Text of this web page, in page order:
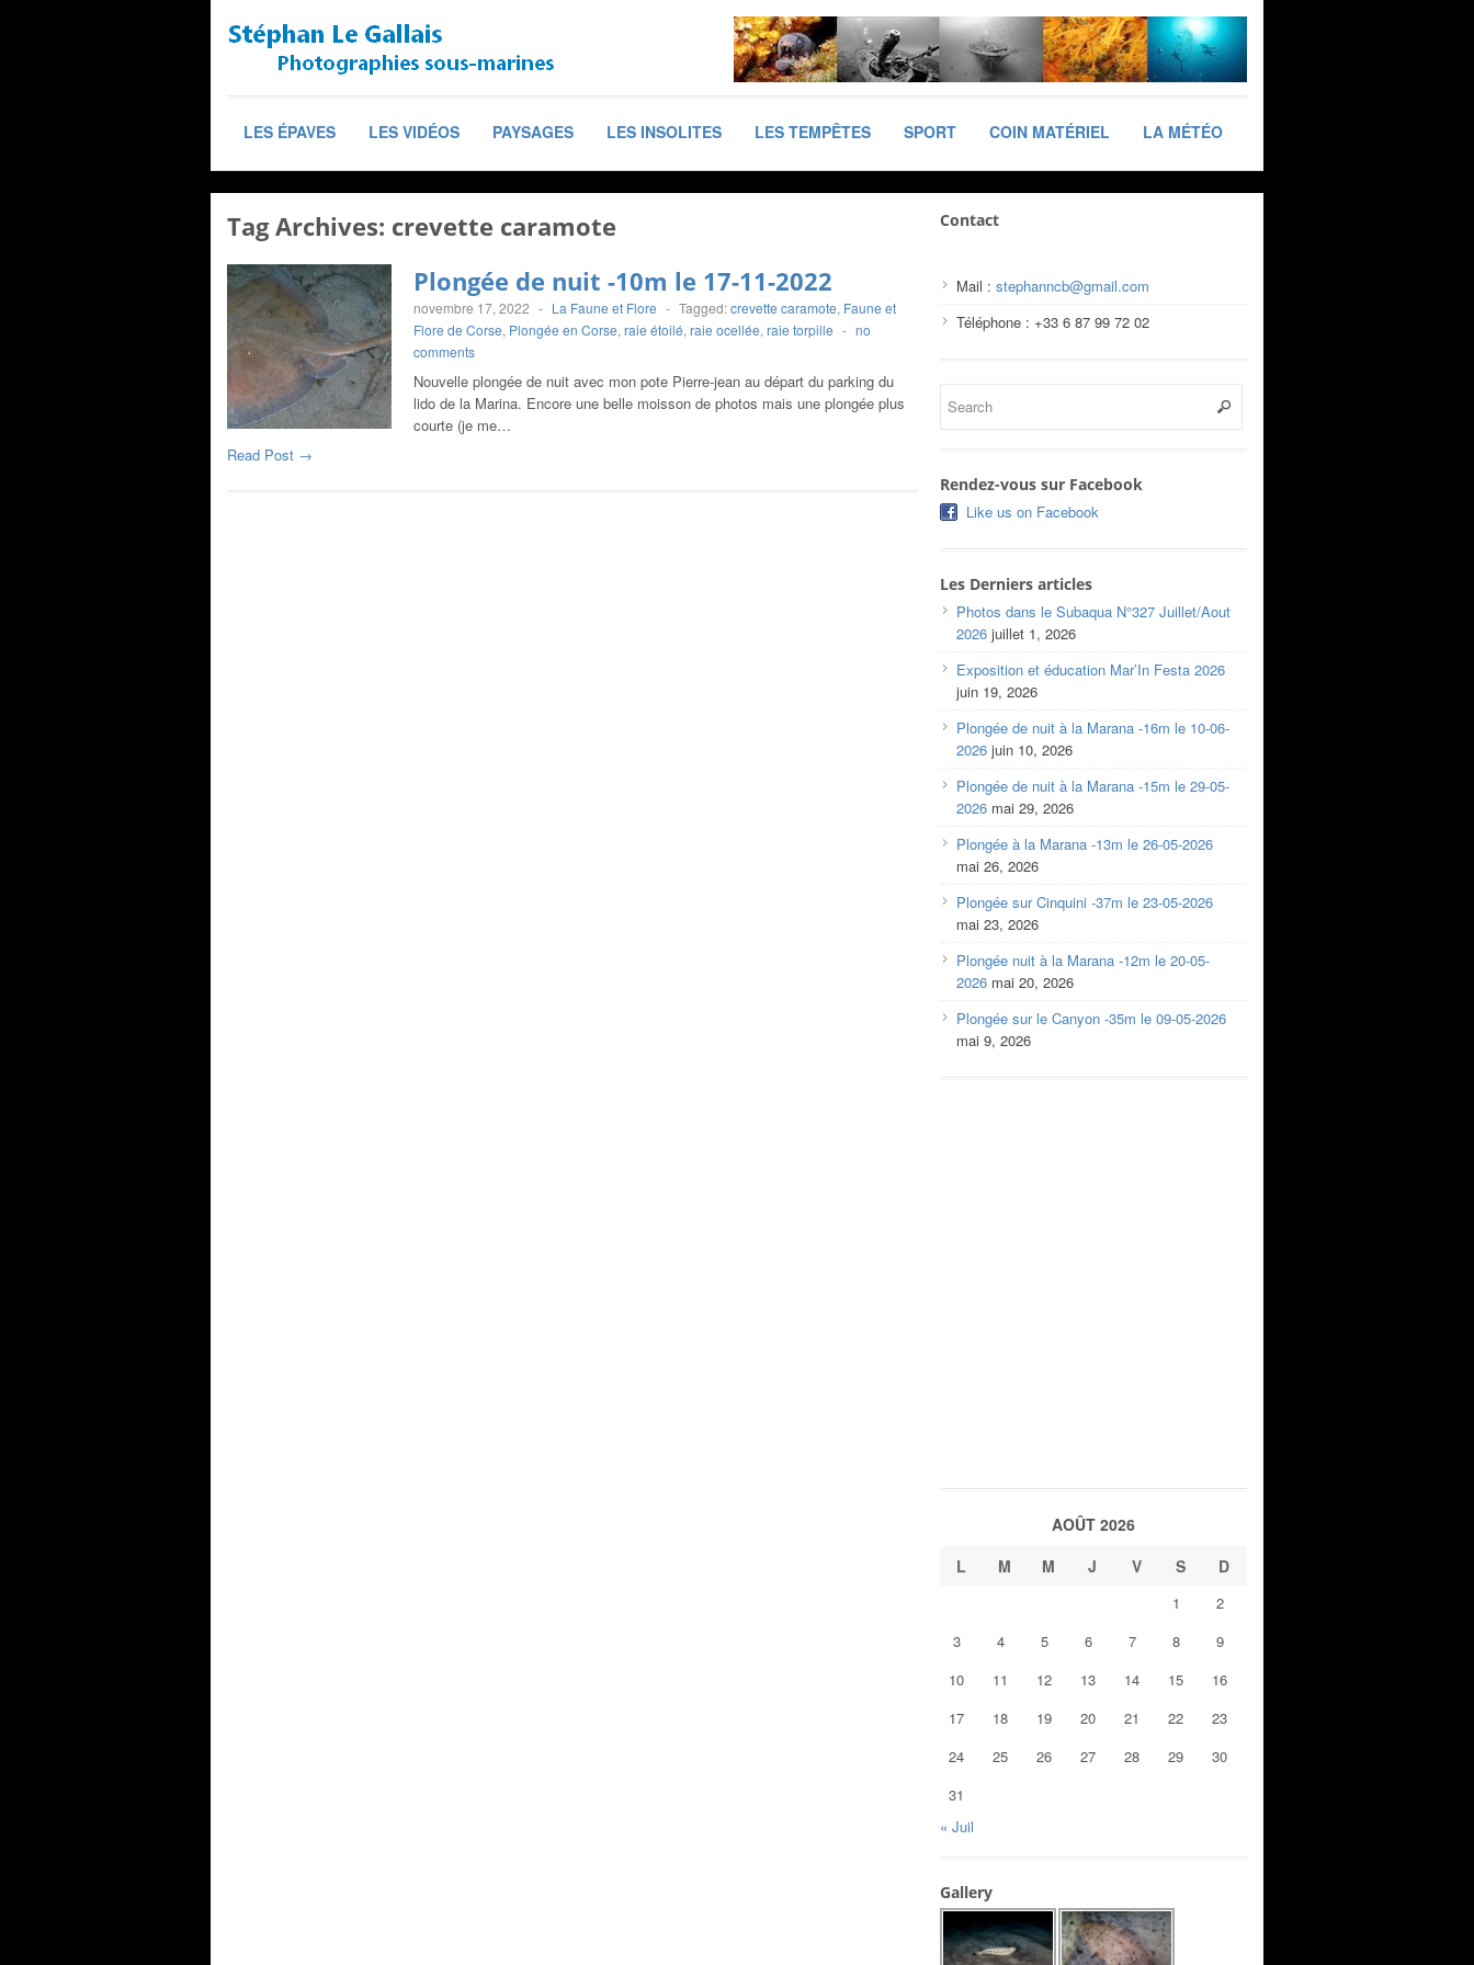
LES ÉPAVES LES VIDÉOS PAYSAGES LES INSOLITES LES TEMPÊTES SPORT COIN MATÉRIEL LA MÉTÉO
Tag Archives: crevette caramote
Plongée de nuit -10m le 17-11-2022
novembre 17, 2022 - La Faune et Flore - Tagged:crevette caramote, Faune et
Flore de Corse, Plongée en Corse, raie étoilé, raie ocellée, raie torpille - no
comments
Nouvelle plongée de nuit avec mon pote Pierre-jean au départ du parking du
lido de la Marina. Encore une belle moisson de photos mais une plongée plus
courte (je me…
Read Post →
Contact
Mail : stephanncb@gmail.com
Téléphone : +33 6 87 99 72 02
Rendez-vous sur Facebook
Like us on Facebook
Les Derniers articles
Photos dans le Subaqua N°327 Juillet/Aout
2026 juillet 1, 2026
Exposition et éducation Mar’In Festa 2026
juin 19, 2026
Plongée de nuit à la Marana -16m le 10-06-
2026 juin 10, 2026
Plongée de nuit à la Marana -15m le 29-05-
2026 mai 29, 2026
Plongée à la Marana -13m le 26-05-2026
mai 26, 2026
Plongée sur Cinquini -37m le 23-05-2026
mai 23, 2026
Plongée nuit à la Marana -12m le 20-05-
2026 mai 20, 2026
Plongée sur le Canyon -35m le 09-05-2026
mai 9, 2026
AOÛT 2026
L
M M J V S D
1
2
3
4 5 6 7 8
9
10
11 12 13 14 15
16
17
18 19 20 21 22
23
24
25 26 27 28 29
30
31
« Juil
Gallery